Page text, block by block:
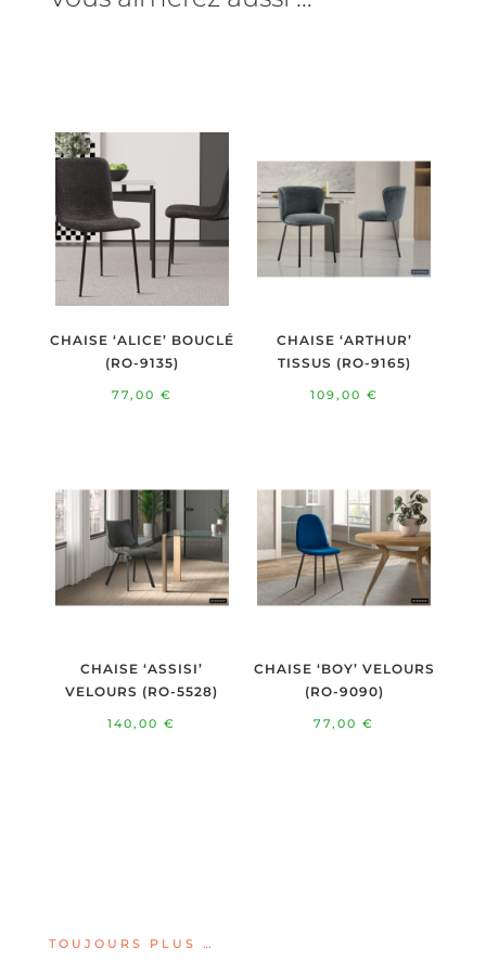
CHAISE ‘ALICE’ BOUCLÉ
(RO-9135)
77,00 €
CHAISE ‘ARTHUR’
TISSUS (RO-9165)
109,00 €
CHAISE ‘ASSISI’
VELOURS (RO-5528)
140,00€
CHAISE ‘BOY’ VELOURS
(RO-9090)
77,00€
TOUJOURS PLUS …